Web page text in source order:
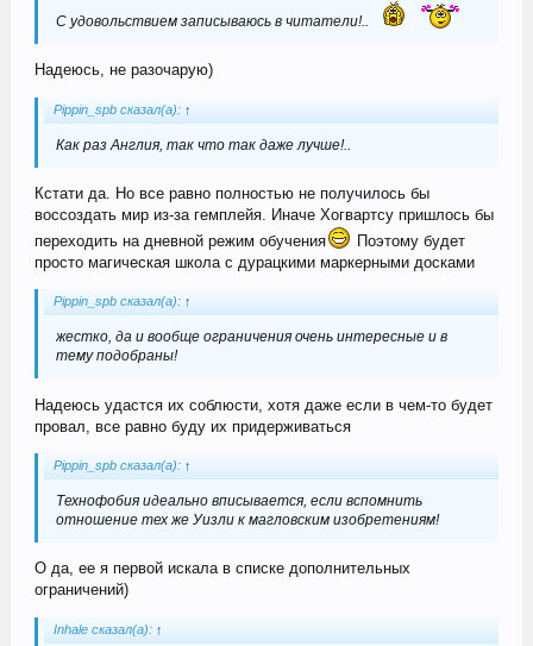
С удовольствием записываюсь в читатели!..
Надеюсь, не разочарую)
Pippin_spb сказал(а): ↑
Как раз Англия, так что так даже лучше!..
Кстати да. Но все равно полностью не получилось бы
воссоздать мир из-за гемплейя. Иначе Хогвартсу пришлось бы
переходить на дневной режим обучения
Поэтому будет
просто магическая школа с дурацкими маркерными досками
Pippin_spb сказал(а): ↑
жестко, да и вообще ограничения очень интересные и в
тему подобраны!
Надеюсь удастся их соблюсти, хотя даже если в чем-то будет
провал, все равно буду их придерживаться
Pippin_spb сказал(а): ↑
Технофобия идеально вписывается, если вспомнить
отношение тех же Уизли к магловским изобретениям!
О да, ее я первой искала в списке дополнительных
ограничений)
Inhale сказал(а): ↑